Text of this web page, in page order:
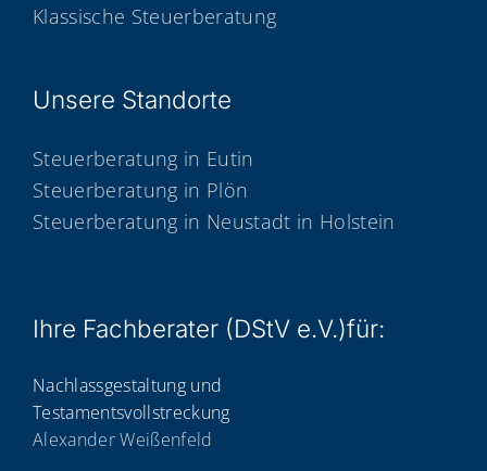
Klassische Steuerberatung
Unse­re Standorte
Steuerberatung in Eutin
Steuerberatung in Plön
Steuerberatung in Neustadt in Holstein
Ihre Fach­be­ra­ter (DStV e.V.)für:
Nachlassgestaltung und
Testamentsvollstreckung
Alexander Weißenfeld